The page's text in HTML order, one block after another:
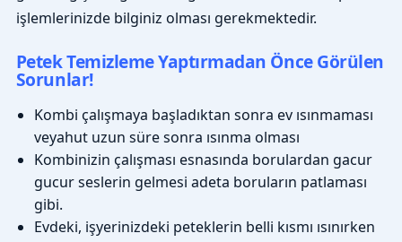
işlemlerinizde bilginiz olması gerekmektedir.
Petek Temizleme Yaptırmadan Önce Görülen
Sorunlar!
Kombi çalışmaya başladıktan sonra ev ısınmaması
veyahut uzun süre sonra ısınma olması
Kombinizin çalışması esnasında borulardan gacur
gucur seslerin gelmesi adeta boruların patlaması
gibi.
Evdeki, işyerinizdeki peteklerin belli kısmı ısınırken